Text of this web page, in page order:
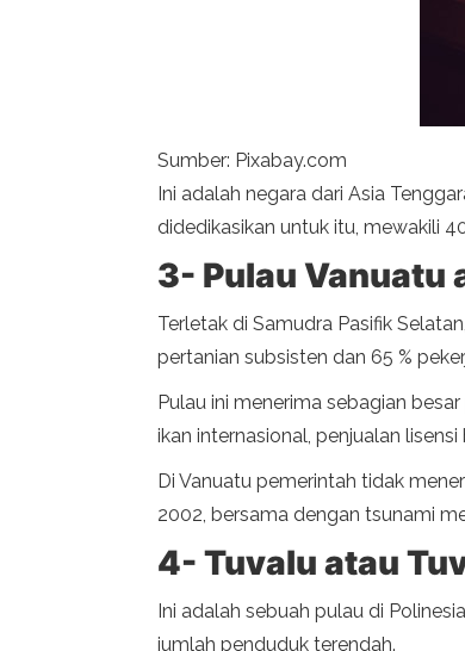
Sumber: Pixabay.com
Ini adalah negara dari Asia
didedikasikan untuk itu, mewakili
3- Pulau Vanuatu
Terletak di Samudra Pasifik
pertanian subsisten dan 65 %
Pulau ini menerima sebagian
ikan internasional, penjualan
Di Vanuatu pemerintah tidak
2002, bersama dengan tsunami
4- Tuvalu atau
Ini adalah sebuah pulau di
jumlah penduduk terendah.